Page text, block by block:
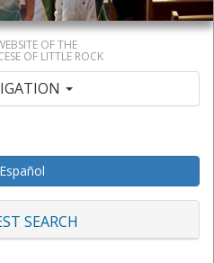
OF THE
OF LITTLE ROCK
SEARCH